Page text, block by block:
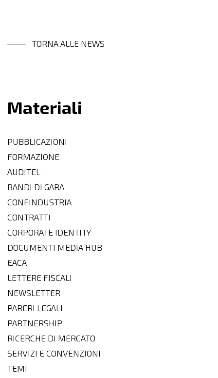
TORNA ALLE NEWS
Materiali
PUBBLICAZIONI
FORMAZIONE
AUDITEL
BANDI DI GARA
CONFINDUSTRIA
CONTRATTI
CORPORATE IDENTITY
DOCUMENTI MEDIA HUB
EACA
LETTERE FISCALI
NEWSLETTER
PARERI LEGALI
PARTNERSHIP
RICERCHE DI MERCATO
SERVIZI E CONVENZIONI
TEMI